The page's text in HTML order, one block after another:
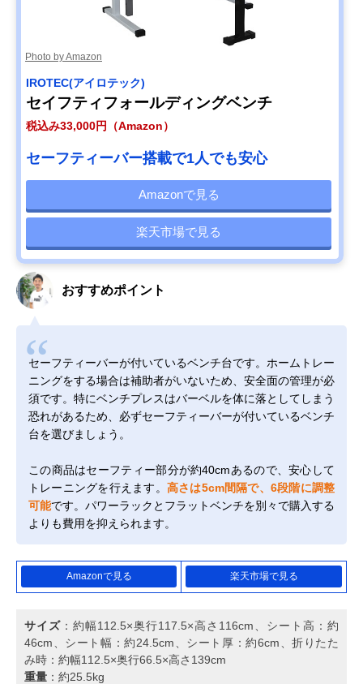
Photo by Amazon
IROTEC(アイロテック)
セイフティフォールディングベンチ
税込み33,000円（Amazon）
セーフティーバー搭載で1人でも安心
Amazonで見る
楽天市場で見る
おすすめポイント
セーフティーバーが付いているベンチ台です。ホームトレー
ニングをする場合は補助者がいないため、安全面の管理が必
須です。特にベンチプレスはバーベルを体に落としてしまう
恐れがあるため、必ずセーフティーバーが付いているベンチ
台を選びましょう。
この商品はセーフティー部分が約40cmあるので、安心して
トレーニングを行えます。 高さは5cm間隔で、6段階に調整
可能です。パワーラックとフラットベンチを別々で購入する
よりも費用を抑えられます。
Amazonで見る 楽天市場で見る
サイズ ：約幅112.5×奥行117.5×高さ116cm、シート高：約
46cm、シート幅：約24.5cm、シート厚：約6cm、折りたた
み時：約幅112.5×奥行66.5×高さ139cm
重量 ：約25.5kg